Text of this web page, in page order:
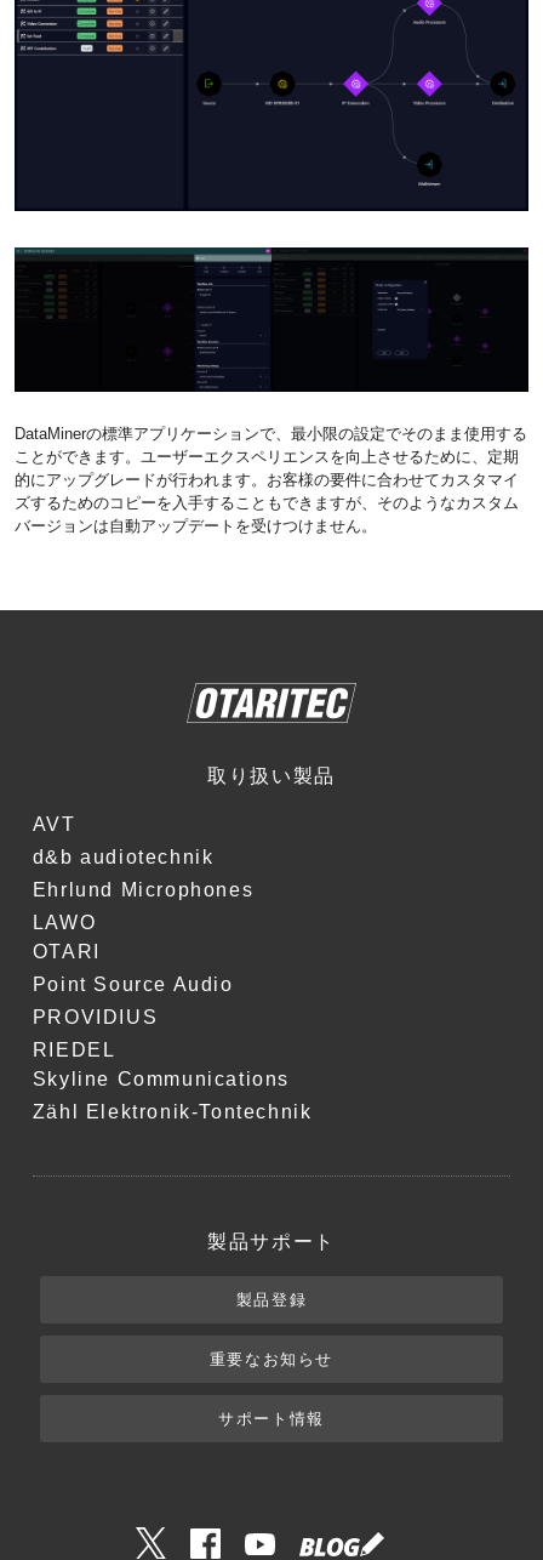
DataMinerの標準アプリケーションで、最小限の設定でそのまま使用する
ことができます。ユーザーエクスペリエンスを向上させるために、定期
的にアップグレードが行われます。お客様の要件に合わせてカスタマイ
ズするためのコピーを入手することもできますが、そのようなカスタム
バージョンは自動アップデートを受けつけません。
取り扱い製品
AVT
d&b audiotechnik
Ehrlund Microphones
LAWO
OTARI
Point Source Audio
PROVIDIUS
RIEDEL
Skyline Communications
Zähl Elektronik-Tontechnik
製品サポート
製品登録
重要なお知らせ
サポート情報